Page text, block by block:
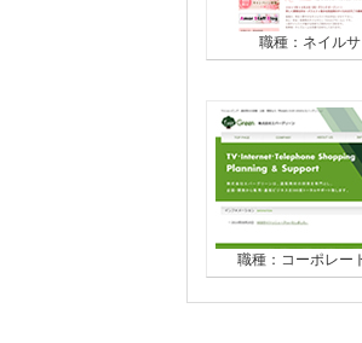
職種：ネイル
職種：コーポレー